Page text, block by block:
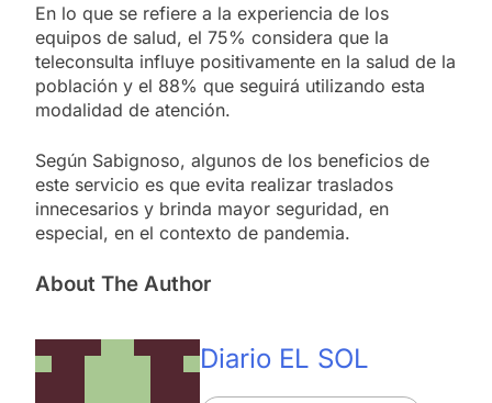
En lo que se refiere a la experiencia de los
equipos de salud, el 75% considera que la
teleconsulta influye positivamente en la salud de la
población y el 88% que seguirá utilizando esta
modalidad de atención.
Según Sabignoso, algunos de los beneficios de
este servicio es que evita realizar traslados
innecesarios y brinda mayor seguridad, en
especial, en el contexto de pandemia.
About The Author
Diario EL SOL